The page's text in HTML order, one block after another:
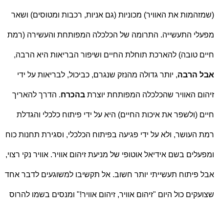
(שמזהמות את האוויר) מכוניות (גם אניות, רכבות ומטוסים) ושאר
מפעלי התעשייה. התרומה של הכלכלה המפותחת והעשירה (רמת
חיים טובה) להארכת תוחלת החיים ושיפור הבריאות היא הרבה,
אבל הרבה, יותר גדולה מהנזק שנגרם, כביכול, לבריאות על ידי
זיהום האוויר שהכלכלה המפותחת יוצרת בהכרח. הדרך להאריך
חיים (ולשפר את איכות החיים) היא על ידי פיתוח כלכלי והגדלת
רמת העושר, ולא על ידי פגיעה בפיתוח הכלכלי, וסגירת תחנות כוח
ומפעלים בשם אידיאל אוטופי של מניעת זיהום אוויר. אוויר נקי רצוי,
אבל פיתוח תעשייתי יותר חשוב. אל תקשיבו למשוגעים לדבר אחד
שצועקים כול היום "זיהום אוויר, זיהום אוויר!" ומנסים בשמו להרוס